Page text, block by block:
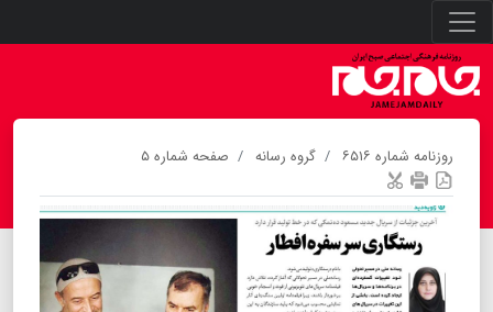
روزنامه شماره ۶۵۱۶ گروه رسانه صفحه شماره ۵